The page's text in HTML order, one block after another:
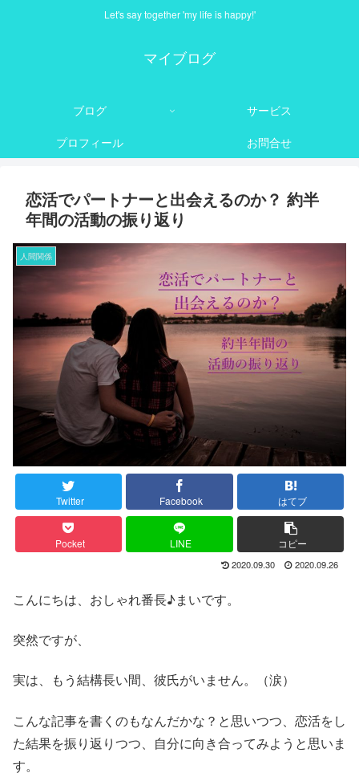
Let's say together 'my life is happy!'
マイブログ
ブログ
サービス
プロフィール
お問合せ
恋活でパートナーと出会えるのか？ 約半
年間の活動の振り返り
人間関係
Twitter Facebook はてブ
Pocket LINE コピー
2020.09.30 2020.09.26
こんにちは、おしゃれ番長♪まいです。
突然ですが、
実は、もう結構長い間、彼氏がいません。（涙）
こんな記事を書くのもなんだかな？と思いつつ、恋活をし
た結果を振り返りつつ、自分に向き合ってみようと思いま
す。